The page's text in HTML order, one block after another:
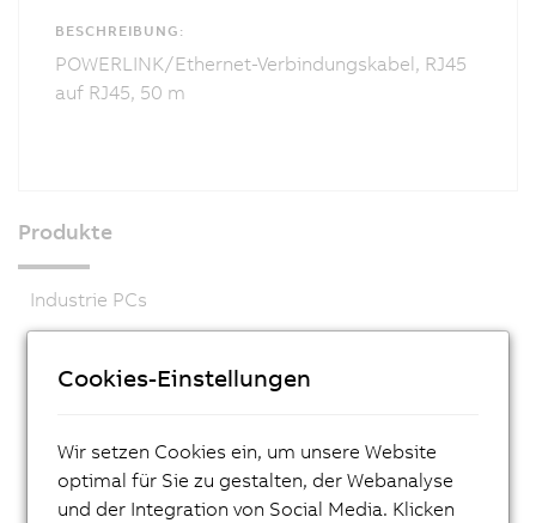
BESCHREIBUNG:
POWERLINK/Ethernet-Verbindungskabel, RJ45
auf RJ45, 50 m
Produkte
Industrie PCs
Visualisieren und Bedienen
Steuerungssysteme
X20 System coated
X90 mobile Steuerungssystem
Cookies-Einstellungen
Wir setzen Cookies ein, um unsere Website
optimal für Sie zu gestalten, der Webanalyse
und der Integration von Social Media. Klicken